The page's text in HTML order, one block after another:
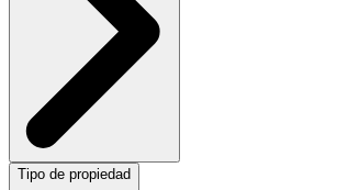
Tipo de propiedad